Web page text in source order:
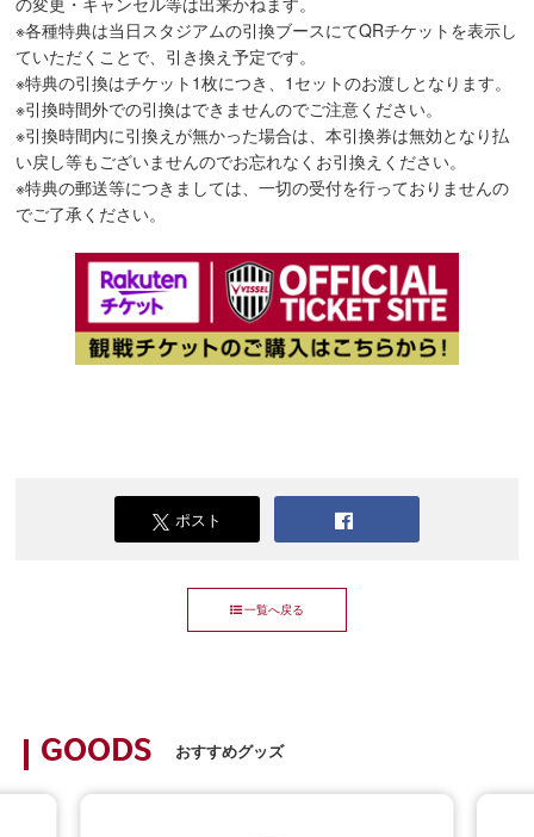
※各種特典は当日スタジアムの引換ブースにてQRチケットを表示し
ていただくことで、引き換え予定です。
※特典の引換はチケット1枚につき、1セットのお渡しとなります。
※引換時間外での引換はできませんのでご注意ください。
※引換時間内に引換えが無かった場合は、本引換券は無効となり払
い戻し等もございませんのでお忘れなくお引換えください。
※特典の郵送等につきましては、一切の受付を行っておりませんの
でご了承ください。
ポスト
一覧へ戻る
GOODS おすすめグッズ